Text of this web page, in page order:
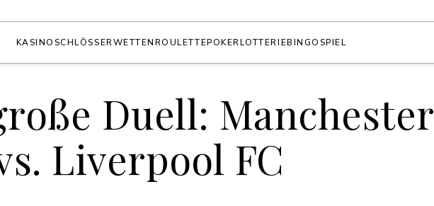
KASINOSCHLÖSSERWETTENROULETTEPOKERLOTTERIEBINGOSPIEL
Duell: Manchester
Liverpool FC